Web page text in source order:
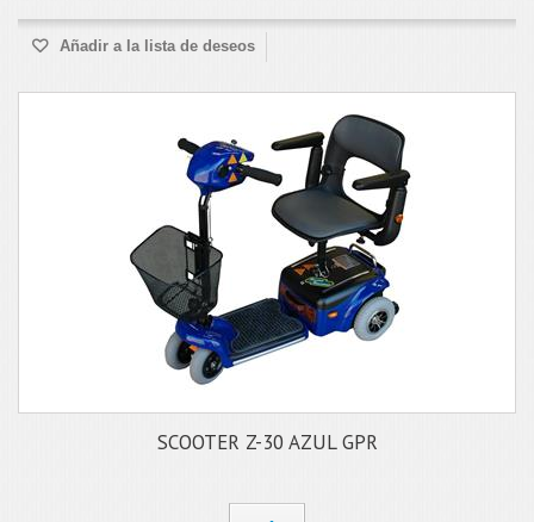
Añadir a la lista de deseos
SCOOTER Z-30 AZUL GPR